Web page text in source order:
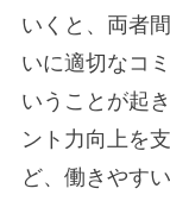
いくと、両者
いに適切なコ
いうことが起
ント力向上を
ど、働きやす